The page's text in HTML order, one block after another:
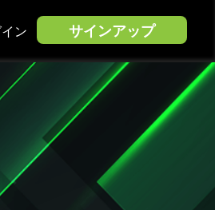
ン サインアップ